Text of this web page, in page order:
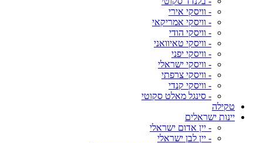
- וויסקי אירי
- וויסקי אמריקאי
- וויסקי הודי
- וויסקי טאיוואני
- וויסקי יפני
- וויסקי ישראלי
- וויסקי צרפתי
- וויסקי קנדי
- סינגל מאלט סקוטי
טקילה
יינות ישראלים
- יין אדום ישראלי
- יין לבן ישראלי